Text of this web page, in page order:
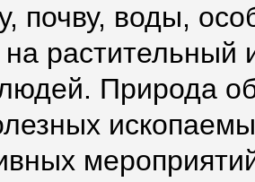
почву, воды,
на
Природа